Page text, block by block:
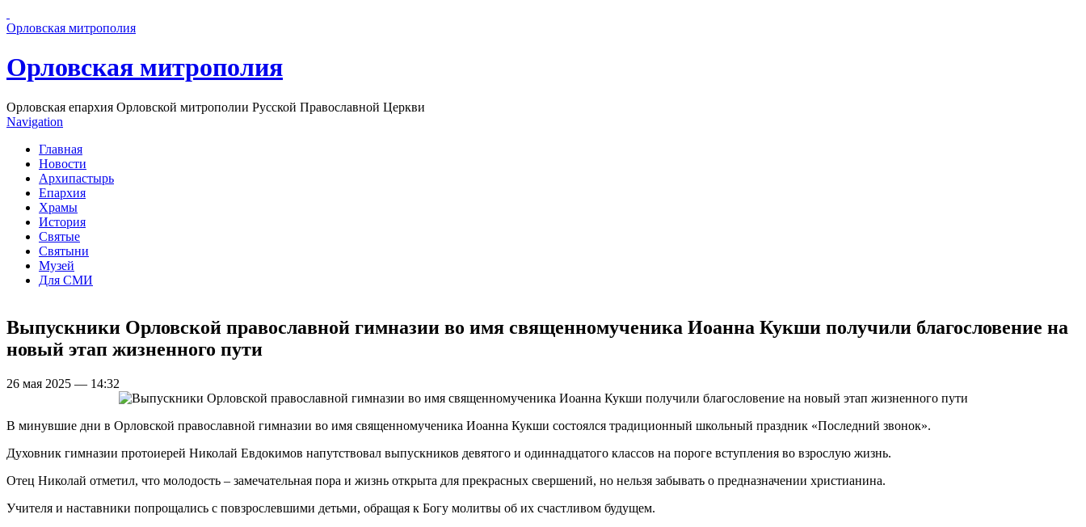
Орловская митрополия
Орловская митрополия
Орловская епархия Орловской митрополии Русской Православной Церкви
Navigation
Главная
Новости
Архипастырь
Епархия
Храмы
История
Святые
Святыни
Музей
Для СМИ
Выпускники Орловской православной гимназии во имя священномученика Иоанна Кукши получили благословение на
новый этап жизненного пути
26 мая 2025 — 14:32
В минувшие дни в Орловской православной гимназии во имя священномученика Иоанна Кукши состоялся традиционный школьный праздник «Последний звонок».
Духовник гимназии протоиерей Николай Евдокимов напутствовал выпускников девятого и одиннадцатого классов на пороге вступления во взрослую жизнь.
Отец Николай отметил, что молодость – замечательная пора и жизнь открыта для прекрасных свершений, но нельзя забывать о предназначении христианина.
Учителя и наставники попрощались с повзрослевшими детьми, обращая к Богу молитвы об их счастливом будущем.